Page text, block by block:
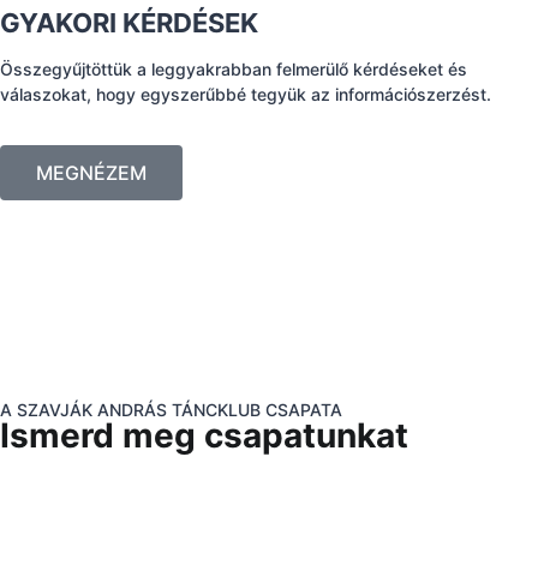
GYAKORI KÉRDÉSEK
Összegyűjtöttük a leggyakrabban felmerülő kérdéseket és
válaszokat, hogy egyszerűbbé tegyük az információszerzést.
MEGNÉZEM
A SZAVJÁK ANDRÁS TÁNCKLUB CSAPATA
Ismerd meg csapatunkat